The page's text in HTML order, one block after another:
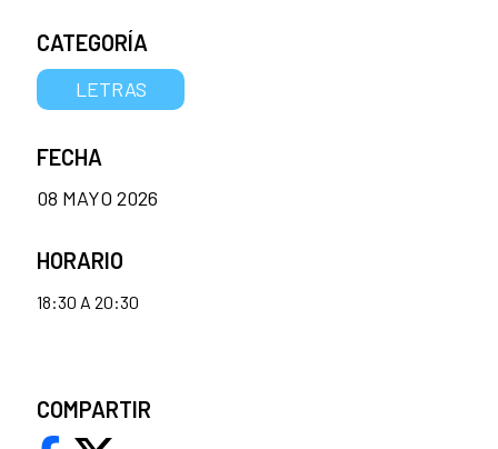
CATEGORÍA
LETRAS
FECHA
08 MAYO 2026
HORARIO
18:30 A 20:30
COMPARTIR